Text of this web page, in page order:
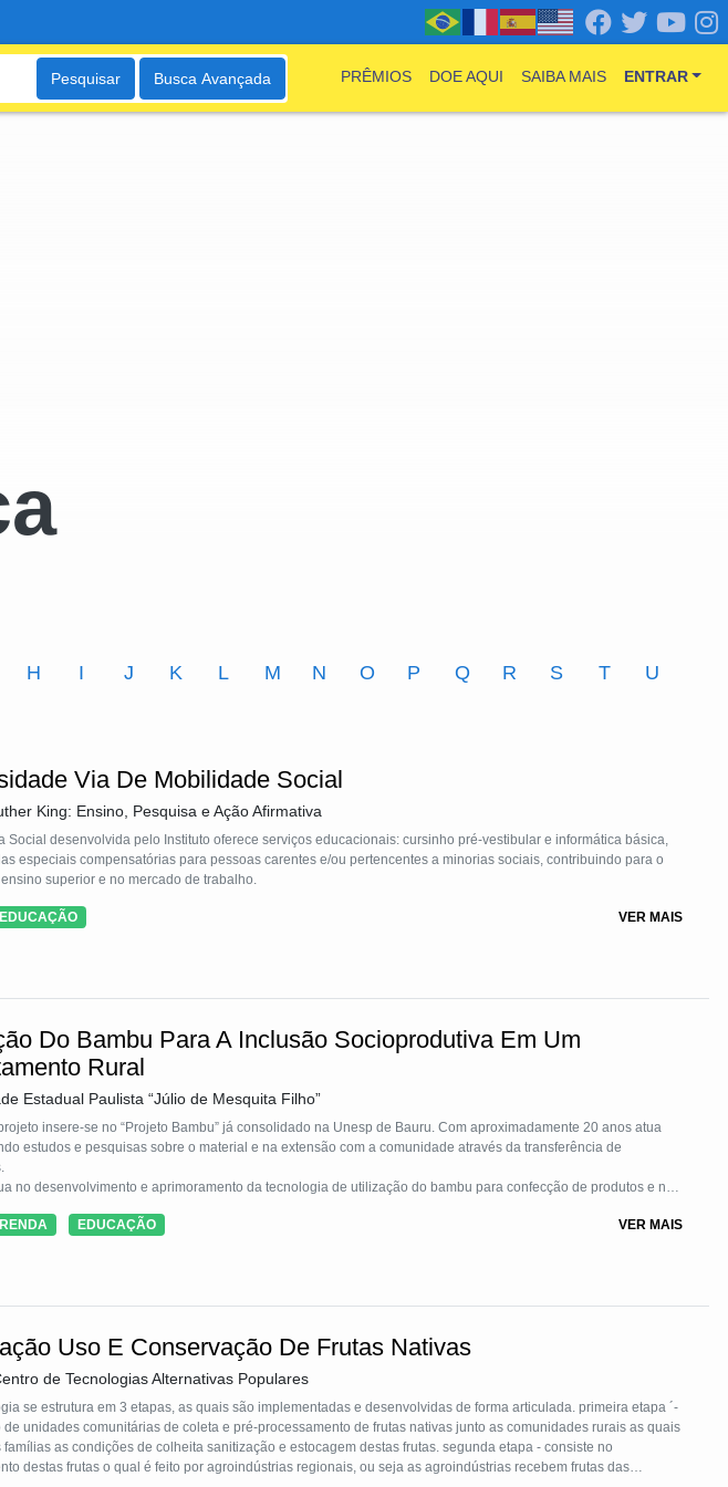
Pesquisar Busca Avançada PRÊMIOS DOE AQUI SAIBA MAIS ENTRAR
H I J K L M N O P Q R S T
U
Via De Mobilidade Social
King: Ensino, Pesquisa e Ação Afirmativa
Social desenvolvida pelo Instituto oferece serviços educacionais: cursinho pré-vestibular e informática básica,
especiais compensatórias para pessoas carentes e/ou pertencentes a minorias sociais, contribuindo para o
superior e no mercado de trabalho.
EDUCAÇÃO VER MAIS
Do Bambu Para A Inclusão Socioprodutiva Em Um
Rural
Estadual Paulista “Júlio de Mesquita Filho”
insere-se no “Projeto Bambu” já consolidado na Unesp de Bauru. Com aproximadamente 20 anos atua
sobre o material e na extensão com a comunidade através da transferência de
e na
de renda através do desenvolvimento sustentável.
RENDA EDUCAÇÃO VER MAIS
Uso E Conservação De Frutas Nativas
de Tecnologias Alternativas Populares
e desenvolvidas de forma articulada. primeira etapa ´-
rurais as quais
famílias as condições de colheita sanitização e estocagem destas frutas. segunda etapa - consiste no
destas frutas o qual é feito por agroindústrias regionais, ou seja as agroindústrias recebem frutas das